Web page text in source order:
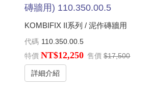
磚牆用) 110.350.00.5
KOMBIFIX II系列 / 泥作磚牆用
代碼 110.350.00.5
特價 NT$12,250 售價 $17,500
詳細介紹